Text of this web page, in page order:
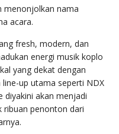
menonjolkan nama
acara.
fresh, modern, dan
energi musik koplo
yang dekat dengan
up utama seperti NDX
diyakini akan menjadi
ribuan penonton dari